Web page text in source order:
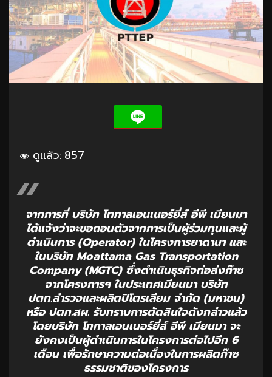
ดูแล้ว: 857
จากการที่ บริษัท โททาลเอนเนอร์ยี่ส์ อีพี เมียนมา
ได้แจ้งว่าจะขอถอนตัวจากการเป็นผู้ร่วมทุนและผู้
ดำเนินการ (Operator) ในโครงการยาดานา และ
ในบริษัท Moattama Gas Transportation
Company (MGTC) ซึ่งดำเนินธุรกิจท่อส่งก๊าซ
จากโครงการฯ ในประเทศเมียนมา บริษัท
ปตท.สำรวจและผลิตปิโตรเลียม จำกัด (มหาชน)
หรือ ปตท.สผ. รับทราบการตัดสินใจดังกล่าวแล้ว
โดยบริษัท โททาลเอนเนอร์ยี่ส์ อีพี เมียนมา จะ
ยังคงเป็นผู้ดำเนินการในโครงการต่อไปอีก 6
เดือน เพื่อรักษาความต่อเนื่องในการผลิตก๊าซ
ธรรมชาติของโครงการ